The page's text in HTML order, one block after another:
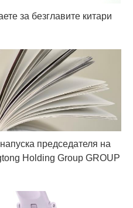
за безглавите китари
председателя на
Holding Group GROUP